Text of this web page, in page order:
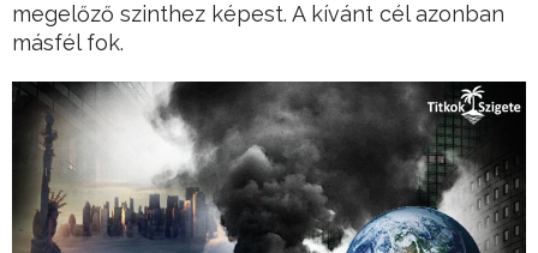
megelőző szinthez képest. A kívánt cél azonban
másfél fok.